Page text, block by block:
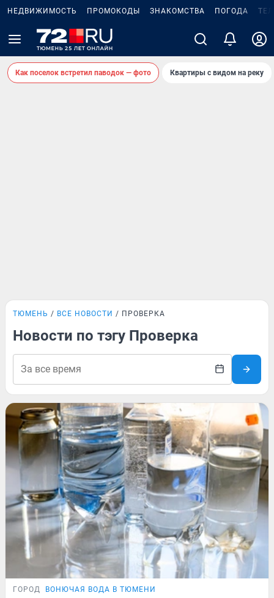
НЕДВИЖИМОСТЬ ПРОМОКОДЫ ЗНАКОМСТВА ПОГОДА
Как поселок встретил паводок — фото Квартиры с видом на реку
ТЮМЕНЬ ВСЕ НОВОСТИ ПРОВЕРКА
Новости по тэгу Проверка
ГОРОД ВОНЮЧАЯ ВОДА В ТЮМЕНИ